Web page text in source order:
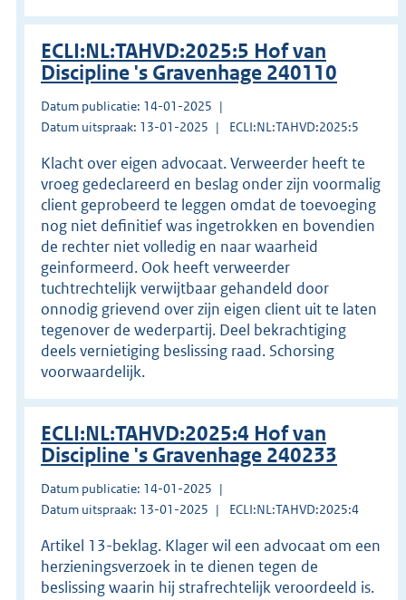
ECLI:NL:TAHVD:2025:5 Hof van
Discipline 's Gravenhage 240110
Datum publicatie: 14-01-2025
Datum uitspraak: 13-01-2025
ECLI:NL:TAHVD:2025:5
Klacht over eigen advocaat. Verweerder heeft te
vroeg gedeclareerd en beslag onder zijn voormalig
client geprobeerd te leggen omdat de toevoeging
nog niet definitief was ingetrokken en bovendien
de rechter niet volledig en naar waarheid
geinformeerd. Ook heeft verweerder
tuchtrechtelijk verwijtbaar gehandeld door
onnodig grievend over zijn eigen client uit te laten
tegenover de wederpartij. Deel bekrachtiging
deels vernietiging beslissing raad. Schorsing
voorwaardelijk.
ECLI:NL:TAHVD:2025:4 Hof van
Discipline 's Gravenhage 240233
Datum publicatie: 14-01-2025
Datum uitspraak: 13-01-2025
ECLI:NL:TAHVD:2025:4
Artikel 13-beklag. Klager wil een advocaat om een
herzieningsverzoek in te dienen tegen de
beslissing waarin hij strafrechtelijk veroordeeld is.